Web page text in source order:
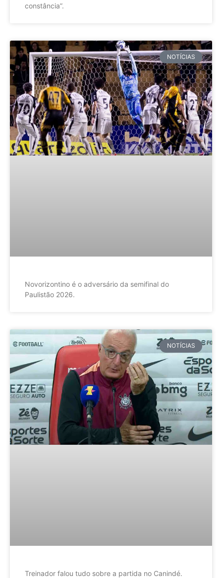
constância”.
NOTÍCIAS
Novorizontino é o adversário da semifinal do
Paulistão 2026.
NOTÍCIAS
Treinador falou tudo sobre a partida no Canindé.